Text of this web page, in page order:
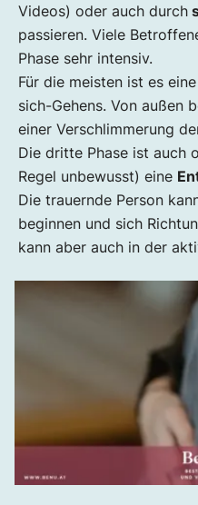
Videos) oder auch durch
passieren. Viele
Phase sehr intensiv.
Für die meisten ist es
sich-Gehens. Von außen
einer Verschlimmerung
Die dritte Phase ist auch
Regel unbewusst) eine
Die trauernde Person
beginnen und sich
kann aber auch in der